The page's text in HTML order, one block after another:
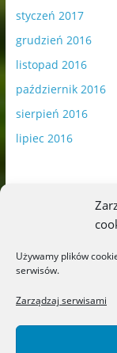
Używamy plików
serwisów.
Zarządzaj serwisami
styczeń 2017
grudzień 2016
listopad 2016
październik 2016
sierpień 2016
lipiec 2016